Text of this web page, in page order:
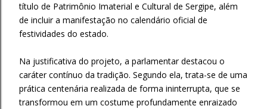
título de Patrimônio Imaterial e Cultural de Sergipe, além
de incluir a manifestação no calendário oficial de
festividades do estado.
Na justificativa do projeto, a parlamentar destacou o
caráter contínuo da tradição. Segundo ela, trata-se de uma
prática centenária realizada de forma ininterrupta, que se
transformou em um costume profundamente enraizado